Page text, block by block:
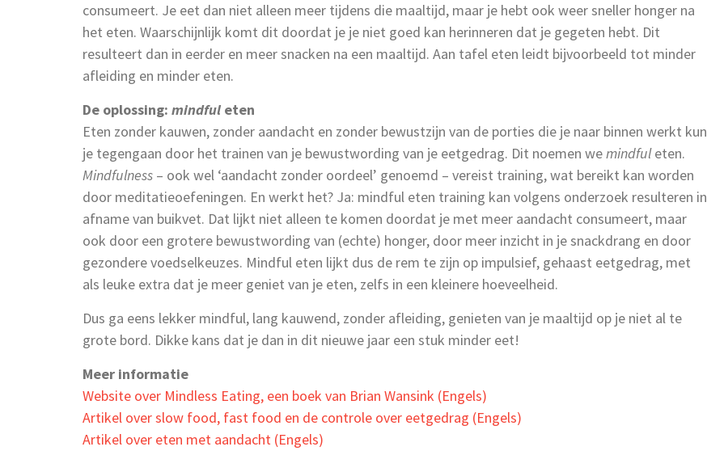
consumeert. Je eet dan niet alleen meer tijdens die maaltijd, maar je hebt ook weer sneller honger na
het eten. Waarschijnlijk komt dit doordat je je niet goed kan herinneren dat je gegeten hebt. Dit
resulteert dan in eerder en meer snacken na een maaltijd. Aan tafel eten leidt bijvoorbeeld tot minder
afleiding en minder eten.
De oplossing: mindful eten
Eten zonder kauwen, zonder aandacht en zonder bewustzijn van de porties die je naar binnen werkt kun
je tegengaan door het trainen van je bewustwording van je eetgedrag. Dit noemen wemindfuleten.
Mindfulness – ook wel ‘aandacht zonder oordeel’ genoemd – vereist training, wat bereikt kan worden
door meditatieoefeningen. En werkt het? Ja: mindful eten training kan volgens onderzoek resulteren in
afname van buikvet. Dat lijkt niet alleen te komen doordat je met meer aandacht consumeert, maar
ook door een grotere bewustwording van (echte) honger, door meer inzicht in je snackdrang en door
gezondere voedselkeuzes. Mindful eten lijkt dus de rem te zijn op impulsief, gehaast eetgedrag, met
als leuke extra dat je meer geniet van je eten, zelfs in een kleinere hoeveelheid.
Dus ga eens lekker mindful, lang kauwend, zonder afleiding, genieten van je maaltijd op je niet al te
grote bord. Dikke kans dat je dan in dit nieuwe jaar een stuk minder eet!
Meer informatie
Website over Mindless Eating, een boek van Brian Wansink (Engels)
Artikel over slow food, fast food en de controle over eetgedrag (Engels)
Artikel over eten met aandacht (Engels)